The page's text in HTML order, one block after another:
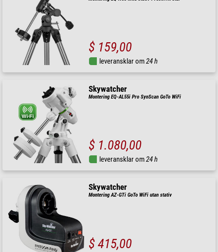
$ 159,00
leveransklar om24 h
Skywatcher
Montering EQ-AL55i Pro SynScan GoTo WiFi
$ 1.080,00
leveransklar om24 h
Skywatcher
Montering AZ-GTi GoTo WiFi utan stativ
$ 415,00